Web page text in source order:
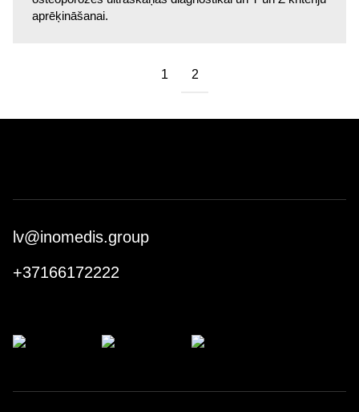
aprēķināšanai.
1 2
lv@inomedis.group
+37166172222